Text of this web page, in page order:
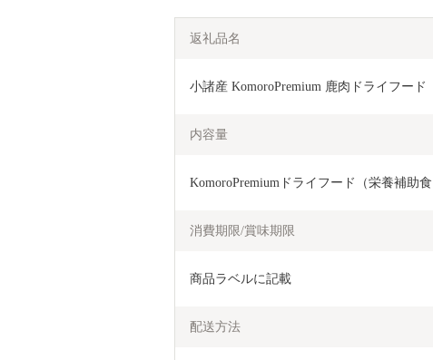
返礼品名
小諸産 KomoroPremium 鹿肉ドライフード
内容量
KomoroPremiumドライフード（栄養補助食
消費期限/賞味期限
商品ラベルに記載
配送方法